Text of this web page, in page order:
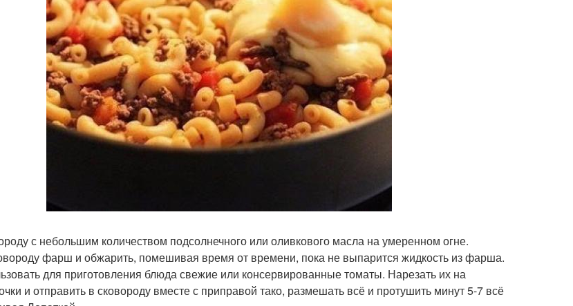
с небольшим количеством подсолнечного или оливкового масла на умеренном огне.
фарш и обжарить, помешивая время от времени, пока не выпарится жидкость из фарша.
для приготовления блюда свежие или консервированные томаты. Нарезать их на
и отправить в сковороду вместе с приправой тако, размешать всё и протушить минут 5-7 всё